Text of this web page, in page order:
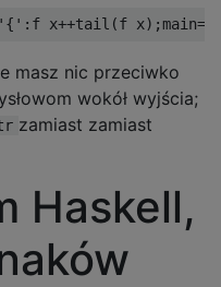
masz nic przeciwko
wokół wyjścia;
zamiast zamiast
Haskell,